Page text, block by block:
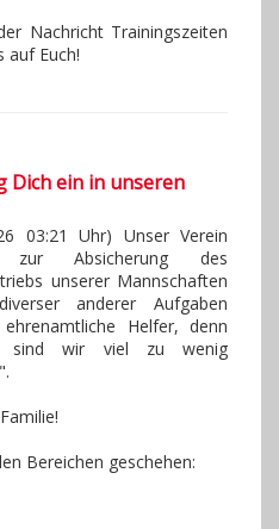
Nachricht Trainingszeiten
auf Euch!
Dich ein in unseren
03:21 Uhr) Unser Verein
zur Absicherung des
unserer Mannschaften
anderer Aufgaben
Helfer, denn
sind wir viel zu wenig
Bereichen geschehen: